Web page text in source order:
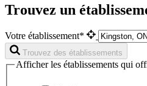
Trouvez un
Votre établissement*
Trouvez des établissements
Afficher les établissements qui